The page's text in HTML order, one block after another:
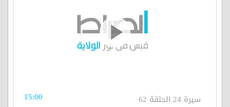
سيرة 24 الحلقة 62 15:00